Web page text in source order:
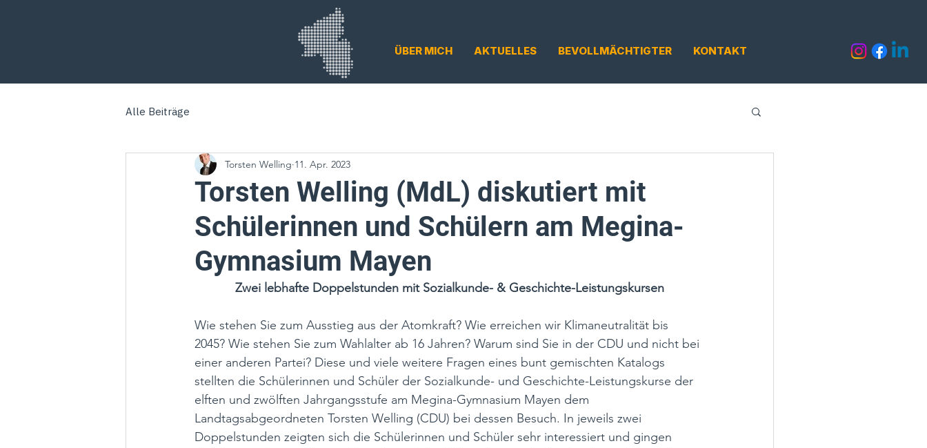
ÜBER MICH AKTUELLES BEVOLLMÄCHTIGTER KONTAKT
Alle Beiträge
Torsten Welling (MdL) diskutiert mit
Schülerinnen und Schülern am Megina-
Gymnasium Mayen
Torsten Welling 11. Apr. 2023
Zwei lebhafte Doppelstunden mit Sozialkunde- & Geschichte-Leistungskursen
Wie stehen Sie zum Ausstieg aus der Atomkraft? Wie erreichen wir Klimaneutralität bis
2045? Wie stehen Sie zum Wahlalter ab 16 Jahren? Warum sind Sie in der CDU und nicht bei
einer anderen Partei? Diese und viele weitere Fragen eines bunt gemischten Katalogs
stellten die Schülerinnen und Schüler der Sozialkunde- und Geschichte-Leistungskurse der
elften und zwölften Jahrgangsstufe am Megina-Gymnasium Mayen dem
Landtagsabgeordneten Torsten Welling (CDU) bei dessen Besuch. In jeweils zwei
Doppelstunden zeigten sich die Schülerinnen und Schüler sehr interessiert und gingen